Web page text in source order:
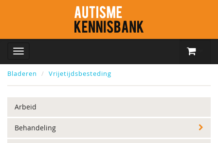
Bladeren Vrijetijdsbesteding
Arbeid
Behandeling